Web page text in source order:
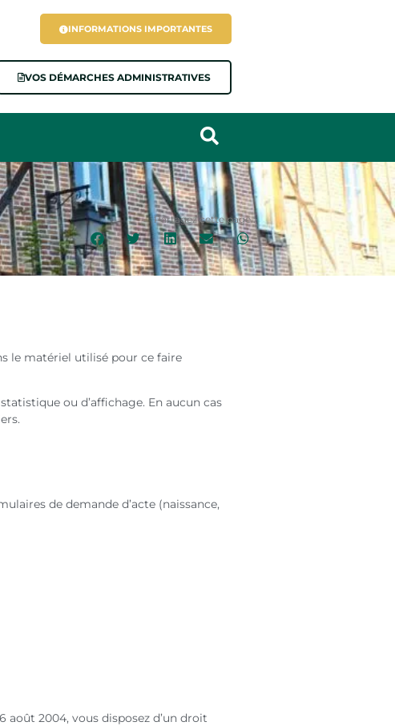
INFORMATIONS IMPORTANTES
VOS DÉMARCHES ADMINISTRATIVES
Partagez cette page :
le matériel utilisé pour ce faire
ou d’affichage. En aucun cas
de demande d’acte (naissance,
2004, vous disposez d’un droit